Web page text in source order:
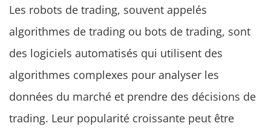
Les robots de trading, souvent appelés
algorithmes de trading ou bots de trading, sont
des logiciels automatisés qui utilisent des
algorithmes complexes pour analyser les
données du marché et prendre des décisions de
trading. Leur popularité croissante peut être